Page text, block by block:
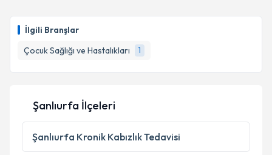
İlgili Branşlar
Çocuk Sağlığı ve Hastalıkları
1
E-posta Adresiniz
Kişisel verilerimin işlenmesine ilişkin
Metni 'ni okudum ve kişisel verilerimin belirtilen
kapsamda işlenmesini kabul ediyorum.
Şanlıurfa İlçeleri
Şanlıurfa Kronik Kabızlık Tedavisi